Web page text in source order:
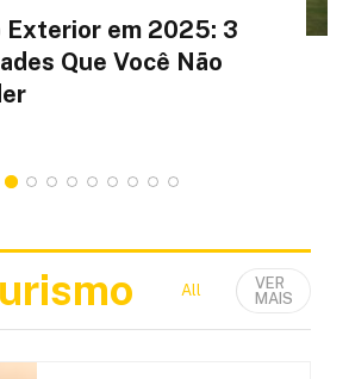
Exterior em 2025: 3
Que Você Não
All Destinos
VER
MAIS